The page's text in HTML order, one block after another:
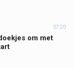
07:20
om met